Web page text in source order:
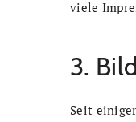
viele
3.
Seit